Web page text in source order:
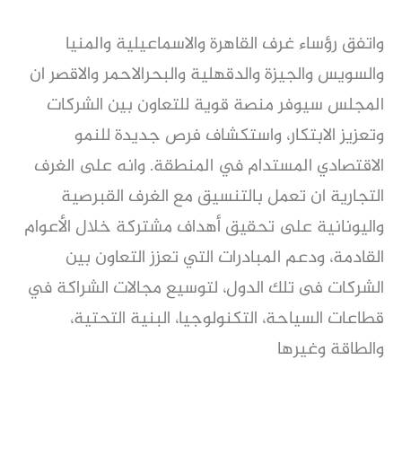
واتفق رؤساء غرف القاهرة والاسماعيلية والمنيا
والسويس والجيزة والدقهلية والبحرالاحمر والاقصر ان
المجلس سيوفر منصة قوية للتعاون بين الشركات
وتعزيز الابتكار، واستكشاف فرص جديدة للنمو
الاقتصادي المستدام في المنطقة. وانه على الغرف
التجارية ان تعمل بالتنسيق مع الغرف القبرصية
واليونانية على تحقيق أهداف مشتركة خلال الأعوام
القادمة، ودعم المبادرات التي تعزز التعاون بين
الشركات فى تلك الدول، لتوسيع مجالات الشراكة في
قطاعات السياحة، التكنولوجيا، البنية التحتية،
والطاقة وغيرها